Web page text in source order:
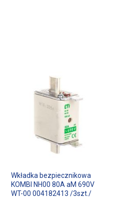
Wkładka bezpiecznikowa
KOMBI NH00 80A aM 690V
WT-00 004182413 /3szt./